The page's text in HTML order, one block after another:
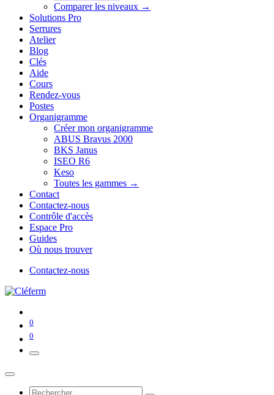
Comparer les niveaux →
Solutions Pro
Serrures
Atelier
Blog
Clés
Aide
Cours
Rendez-vous
Postes
Organigramme
Créer mon organigramme
ABUS Bravus 2000
BKS Janus
ISEO R6
Keso
Toutes les gammes →
Contact
Contactez-nous
Contrôle d'accès
Espace Pro
Guides
Où nous trouver
Contactez-nous
0
0